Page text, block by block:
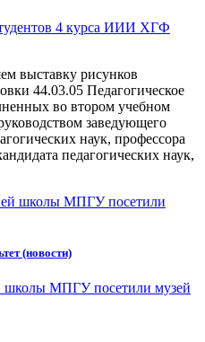
4 курса ИИИ ХГФ
выставку рисунков
44.03.05 Педагогическое
во втором учебном
заведующего
наук, профессора
педагогических наук,
(новости)
школы МПГУ посетили музей